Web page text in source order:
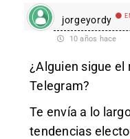
jorgeyordy
10 años hace
¿Alguien sigue el
Telegram?
Te envía a lo
tendencias